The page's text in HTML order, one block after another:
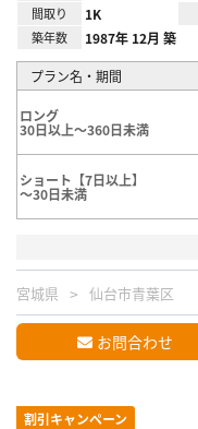
間取り 1K
築年数 1987年 12月 築
プラン名・期間
ロング
30日以上～360日未満
ショート【7日以上】
～30日未満
宮城県 仙台市青葉区
お問合わせ
割引キャンペーン